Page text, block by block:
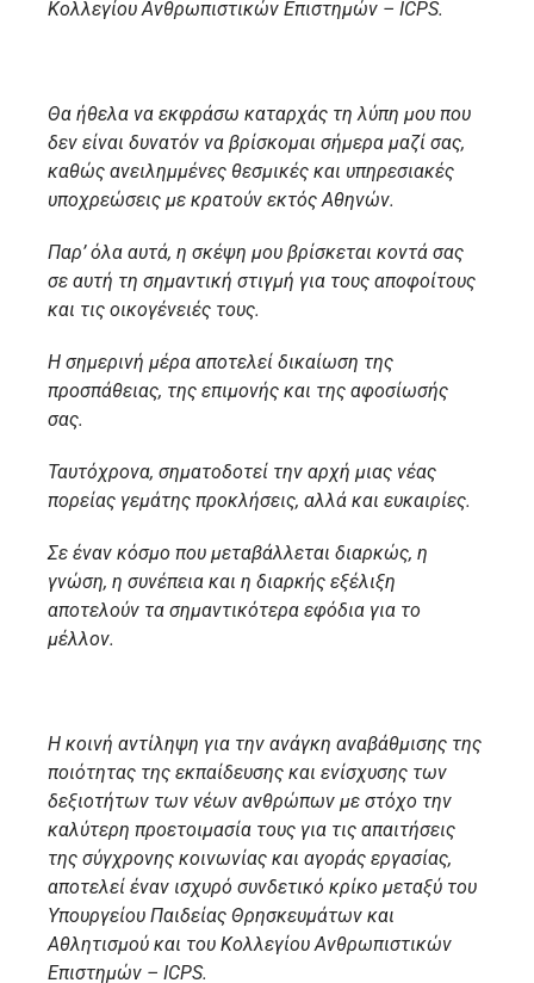
Κολλεγίου Ανθρωπιστικών Επιστημών – ICPS.
Θα ήθελα να εκφράσω καταρχάς τη λύπη μου που
δεν είναι δυνατόν να βρίσκομαι σήμερα μαζί σας,
καθώς ανειλημμένες θεσμικές και υπηρεσιακές
υποχρεώσεις με κρατούν εκτός Αθηνών.
Παρ’ όλα αυτά, η σκέψη μου βρίσκεται κοντά σας
σε αυτή τη σημαντική στιγμή για τους αποφοίτους
και τις οικογένειές τους.
Η σημερινή μέρα αποτελεί δικαίωση της
προσπάθειας, της επιμονής και της αφοσίωσής
σας.
Ταυτόχρονα, σηματοδοτεί την αρχή μιας νέας
πορείας γεμάτης προκλήσεις, αλλά και ευκαιρίες.
Σε έναν κόσμο που μεταβάλλεται διαρκώς, η
γνώση, η συνέπεια και η διαρκής εξέλιξη
αποτελούν τα σημαντικότερα εφόδια για το
μέλλον.
Η κοινή αντίληψη για την ανάγκη αναβάθμισης της
ποιότητας της εκπαίδευσης και ενίσχυσης των
δεξιοτήτων των νέων ανθρώπων με στόχο την
καλύτερη προετοιμασία τους για τις απαιτήσεις
της σύγχρονης κοινωνίας και αγοράς εργασίας,
αποτελεί έναν ισχυρό συνδετικό κρίκο μεταξύ του
Υπουργείου Παιδείας Θρησκευμάτων και
Αθλητισμού και του Κολλεγίου Ανθρωπιστικών
Επιστημών – ICPS.